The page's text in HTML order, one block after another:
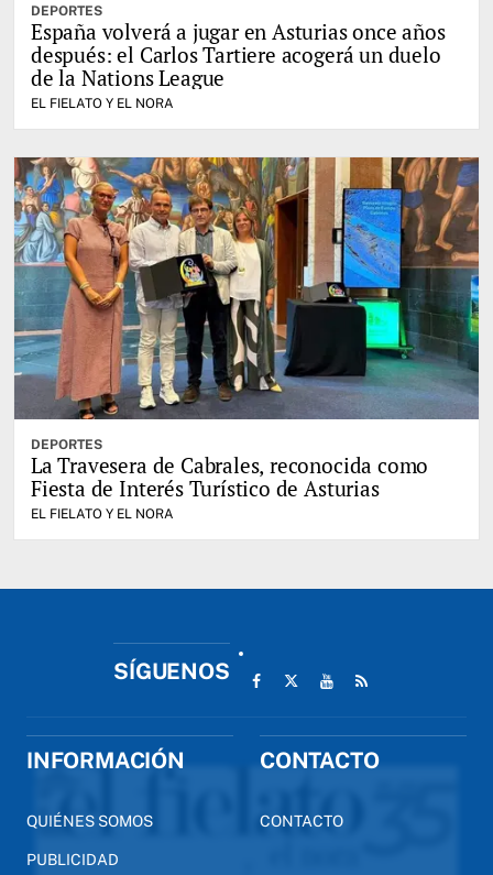
DEPORTES
España volverá a jugar en Asturias once años
después: el Carlos Tartiere acogerá un duelo
de la Nations League
EL FIELATO Y EL NORA
DEPORTES
La Travesera de Cabrales, reconocida como
Fiesta de Interés Turístico de Asturias
EL FIELATO Y EL NORA
SÍGUENOS
INFORMACIÓN
QUIÉNES SOMOS
PUBLICIDAD
CONTACTO
CONTACTO